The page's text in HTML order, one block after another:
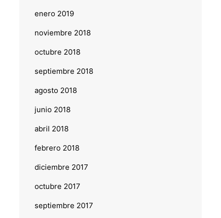
enero 2019
noviembre 2018
octubre 2018
septiembre 2018
agosto 2018
junio 2018
abril 2018
febrero 2018
diciembre 2017
octubre 2017
septiembre 2017